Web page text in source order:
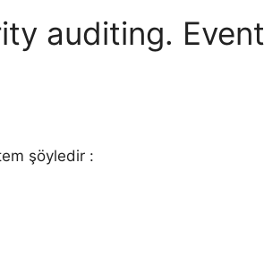
auditing. Event
şöyledir :